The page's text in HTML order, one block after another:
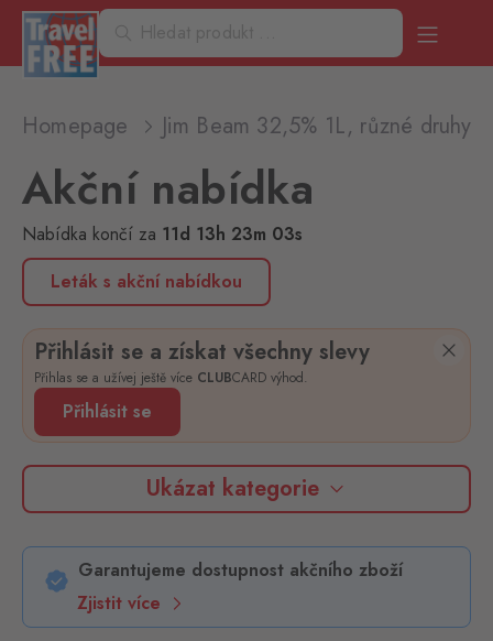
Homepage Jim Beam 32,5% 1L, různé druhy
Akční nabídka
Nabídka končí za 11d 13h 23m 03s
Leták s akční nabídkou
Přihlásit se a získat všechny slevy
Přihlas se a užívej ještě více CLUBCARD výhod.
Přihlásit se
Ukázat kategorie
Garantujeme dostupnost akčního zboží
Zjistit více